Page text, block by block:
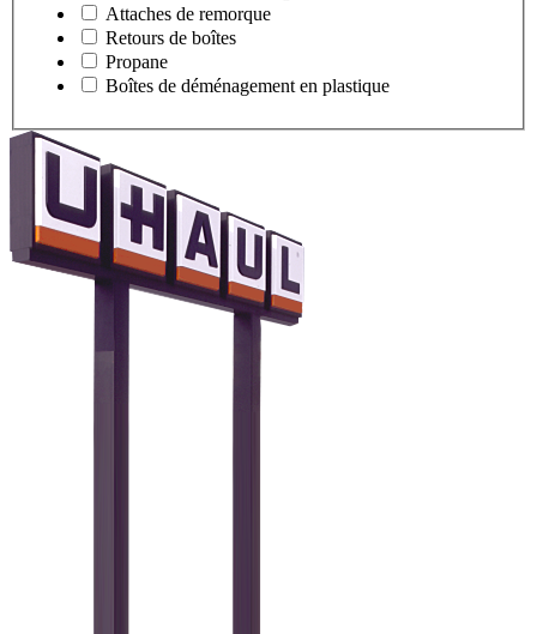
Attaches de remorque
Retours de boîtes
Propane
Boîtes de déménagement en plastique